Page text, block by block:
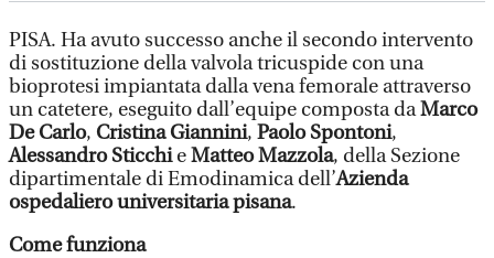
PISA. Ha avuto successo anche il secondo intervento
di sostituzione della valvola tricuspide con una
bioprotesi impiantata dalla vena femorale attraverso
un catetere, eseguito dall’equipe composta daMarco
De Carlo, Cristina Giannini, Paolo Spontoni,
Alessandro SticchieMatteo Mazzola, della Sezione
dipartimentale di Emodinamica dell’Azienda
ospedaliero universitaria pisana.
Come funziona